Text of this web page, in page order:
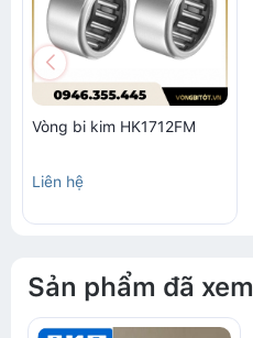
Vòng bi kim HK1712FM
Liên hệ
Sản phẩm đã xem